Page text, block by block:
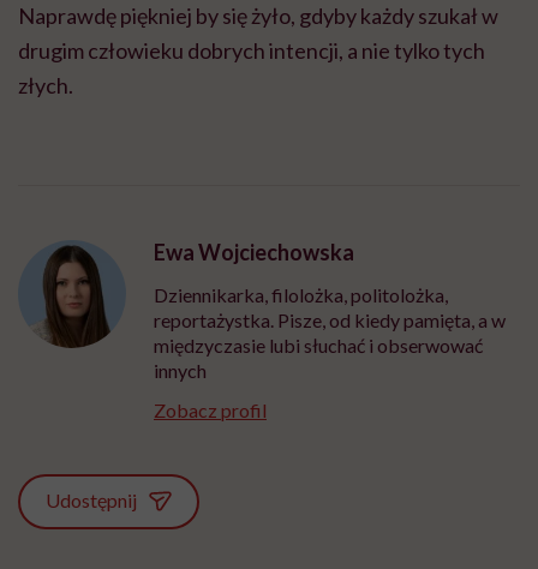
Naprawdę piękniej by się żyło, gdyby każdy szukał w
drugim człowieku dobrych intencji, a nie tylko tych
złych.
Ewa Wojciechowska
Dziennikarka, filolożka, politolożka,
reportażystka. Pisze, od kiedy pamięta, a w
międzyczasie lubi słuchać i obserwować
innych
Zobacz profil
Udostępnij